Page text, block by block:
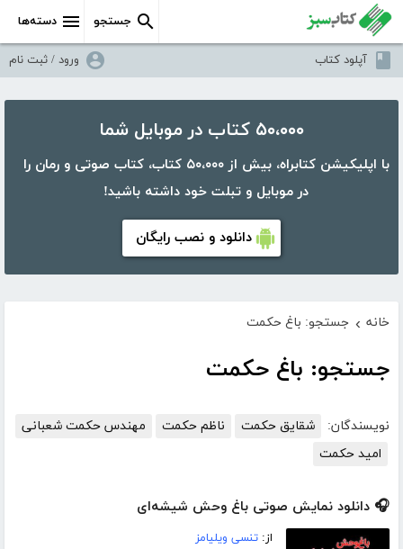
دسته‌ها جستجو
آپلود کتاب ورود / ثبت نام
۵۰،۰۰۰ کتاب در موبایل شما
با اپلیکیشن کتابراه، بیش از ۵۰،۰۰۰ کتاب، کتاب صوتی و رمان را
در موبایل و تبلت خود داشته باشید!
دانلود و نصب رایگان
خانه › جستجو: باغ حکمت
جستجو: باغ حکمت
نویسندگان: شقایق حکمت ناظم حکمت
مهندس حکمت شعبانی
امید حکمت
🎧 دانلود نمایش صوتی باغ وحش شیشه‌ای
از:تنسی ویلیامز